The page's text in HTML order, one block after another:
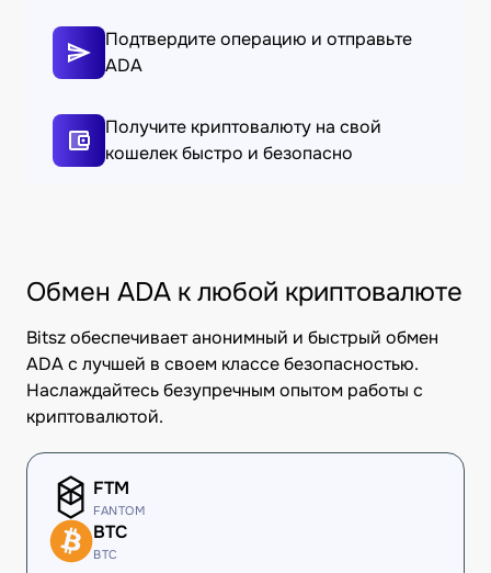
Подтвердите операцию и отправьте
ADA
Получите криптовалюту на свой
кошелек быстро и безопасно
Обмен ADA к любой криптовалюте
Bitsz обеспечивает анонимный и быстрый обмен
ADA с лучшей в своем классе безопасностью.
Наслаждайтесь безупречным опытом работы с
криптовалютой.
FTM
FANTOM
BTC
BTC